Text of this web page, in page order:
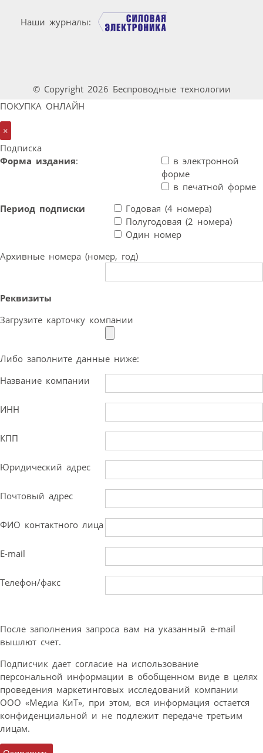
Наши журналы:
© Copyright 2026 Беспроводные технологии
ПОКУПКА ОНЛАЙН
×
Подписка
Форма издания:
в электронной
форме
в печатной форме
Период подписки
Годовая (4 номера)
Полугодовая (2 номера)
Один номер
Архивные номера (номер, год)
Реквизиты
Загрузите карточку компании
Либо заполните данные ниже:
Название компании
ИНН
КПП
Юридический адрес
Почтовый адрес
ФИО контактного лица
E-mail
Телефон/факс
После заполнения запроса вам на указанный e-mail
вышлют счет.
Подписчик дает согласие на использование
персональной информации в обобщенном виде в целях
проведения маркетинговых исследований компании
ООО «Медиа КиТ», при этом, вся информация остается
конфиденциальной и не подлежит передаче третьим
лицам.